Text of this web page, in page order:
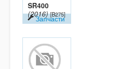
SR400
(2016) [B275]
Запчасти